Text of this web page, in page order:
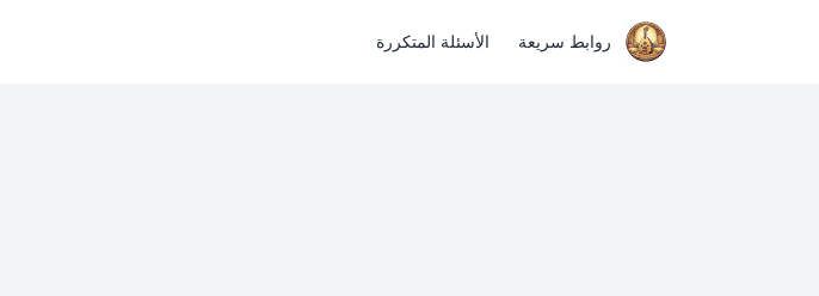
روابط سريعة الأسئلة المتكررة